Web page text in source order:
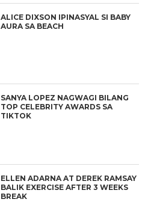
ALICE DIXSON IPINASYAL SI BABY
AURA SA BEACH
SANYA LOPEZ NAGWAGI BILANG
TOP CELEBRITY AWARDS SA
TIKTOK
ELLEN ADARNA AT DEREK RAMSAY
BALIK EXERCISE AFTER 3 WEEKS
BREAK